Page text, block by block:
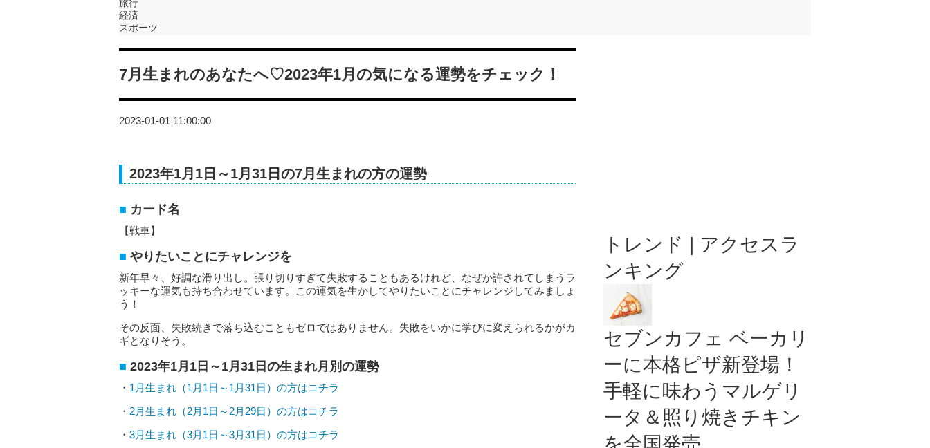
旅行
経済
スポーツ
7月生まれのあなたへ♡2023年1月の気になる運勢をチェック！
2023-01-01 11:00:00
2023年1月1日～1月31日の7月生まれの方の運勢
カード名
【戦車】
やりたいことにチャレンジを
新年早々、好調な滑り出し。張り切りすぎて失敗することもあるけれど、なぜか許されてしまうラ
ッキーな運気も持ち合わせています。この運気を生かしてやりたいことにチャレンジしてみましょ
う！
その反面、失敗続きで落ち込むこともゼロではありません。失敗をいかに学びに変えられるかがカ
ギとなりそう。
2023年1月1日～1月31日の生まれ月別の運勢
・ 1月生まれ（1月1日～1月31日）の方はコチラ
・ 2月生まれ（2月1日～2月29日）の方はコチラ
・ 3月生まれ（3月1日～3月31日）の方はコチラ
トレンド | アクセスラ
ンキング
セブンカフェ ベーカリ
ーに本格ピザ新登場！
手軽に味わうマルゲリ
ータ＆照り焼きチキン
を全国発売